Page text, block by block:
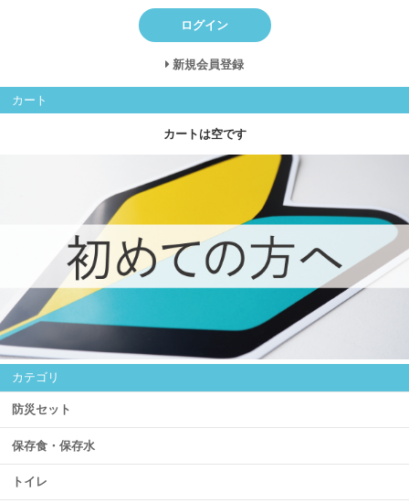
ログイン
新規会員登録
カート
カートは空です
カテゴリ
防災セット
保存食・保存水
トイレ